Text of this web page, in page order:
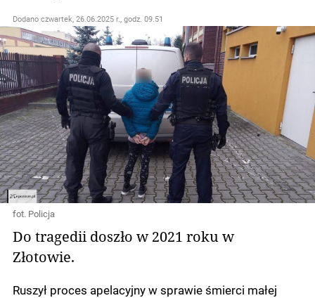
Dodano czwartek, 26.06.2025 r., godz. 09.51
fot. Policja
Do tragedii doszło w 2021 roku w
Złotowie.
Ruszył proces apelacyjny w sprawie śmierci małej